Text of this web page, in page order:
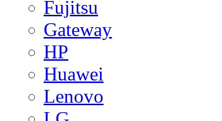
Fujitsu
Gateway
HP
Huawei
Lenovo